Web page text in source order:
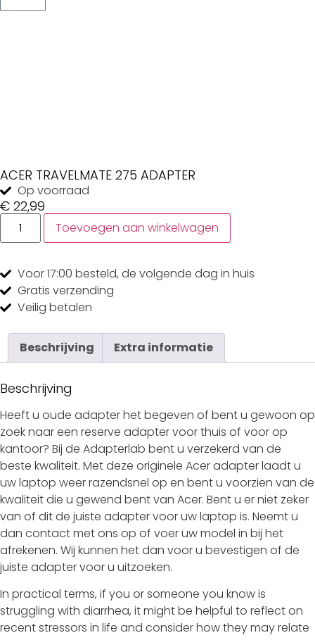
ACER TRAVELMATE 275 ADAPTER
Op voorraad
€ 22,99
Toevoegen aan winkelwagen
Voor 17:00 besteld, de volgende dag in huis
Gratis verzending
Veilig betalen
Beschrijving Extra informatie
Beschrijving
Heeft u oude adapter het begeven of bent u gewoon op
zoek naar een reserve adapter voor thuis of voor op
kantoor? Bij de Adapterlab bent u verzekerd van de
beste kwaliteit. Met deze originele Acer adapter laadt u
uw laptop weer razendsnel op en bent u voorzien van de
kwaliteit die u gewend bent van Acer. Bent u er niet zeker
van of dit de juiste adapter voor uw laptop is. Neemt u
dan contact met ons op of voer uw model in bij het
afrekenen. Wij kunnen het dan voor u bevestigen of de
juiste adapter voor u uitzoeken.
In practical terms, if you or someone you know is
struggling with diarrhea, it might be helpful to reflect on
recent stressors in life and consider how they may relate